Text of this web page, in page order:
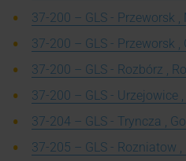
37-200 – GLS - Przeworsk
37-200 – GLS - Przeworsk ,
37-200 – GLS - Rozbórz ,
37-200 – GLS - Urzejowice
37-204 – GLS - Tryncza ,
37-205 – GLS - Rozniatow